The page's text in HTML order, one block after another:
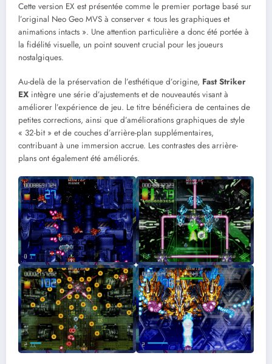
Cette version EX est présentée comme le premier portage basé sur
l’original Neo Geo MVS à conserver « tous les graphiques et
animations intacts ». Une attention particulière a donc été portée à
la fidélité visuelle, un point souvent crucial pour les joueurs
nostalgiques.
Au-delà de la préservation de l’esthétique d’origine, Fast Striker
EX intègre une série d’ajustements et de nouveautés visant à
améliorer l’expérience de jeu. Le titre bénéficiera de centaines de
petites corrections, ainsi que d’améliorations graphiques de style
« 32-bit » et de couches d’arrière-plan supplémentaires,
contribuant à une immersion accrue. Les contrastes des arrière-
plans ont également été améliorés.